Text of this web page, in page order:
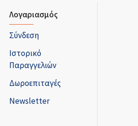
Λογαριασμός
Σύνδεση
Ιστορικό
Παραγγελιών
Δωροεπιταγές
Newsletter